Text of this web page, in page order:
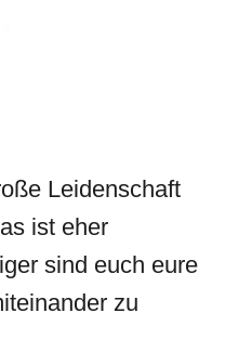
Leidenschaft
ist eher
sind euch eure
zu